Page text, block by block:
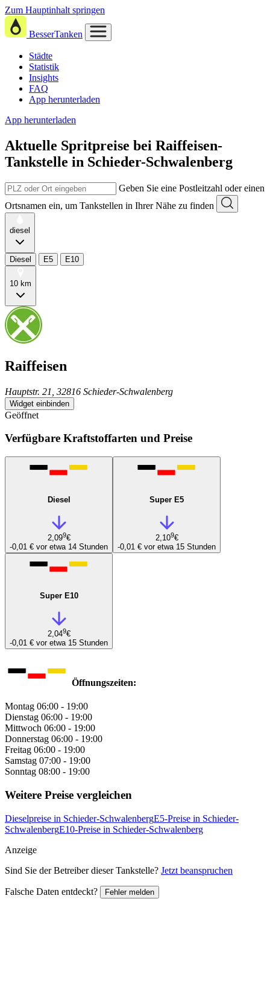
Zum Hauptinhalt springen
BesserTanken
Städte
Statistik
Insights
FAQ
App herunterladen
App herunterladen
Aktuelle Spritpreise bei Raiffeisen-
Tankstelle in Schieder-Schwalenberg
Geben Sie eine Postleitzahl oder einen
Ortsnamen ein, um Tankstellen in Ihrer Nähe zu finden
diesel
Diesel E5 E10
10 km
Raiffeisen
Hauptstr. 21, 32816 Schieder-Schwalenberg
Widget einbinden
Geöffnet
Verfügbare Kraftstoffarten und Preise
Diesel
2,099€
-0,01 € vor etwa 14 Stunden
Super E5
2,109€
-0,01 € vor etwa 15 Stunden
Super E10
2,049€
-0,01 € vor etwa 15 Stunden
Öffnungszeiten:
Montag 06:00 - 19:00
Dienstag 06:00 - 19:00
Mittwoch 06:00 - 19:00
Donnerstag 06:00 - 19:00
Freitag 06:00 - 19:00
Samstag 07:00 - 19:00
Sonntag 08:00 - 19:00
Weitere Preise vergleichen
Dieselpreise in Schieder-SchwalenbergE5-Preise in Schieder-
SchwalenbergE10-Preise in Schieder-Schwalenberg
Anzeige
Sind Sie der Betreiber dieser Tankstelle? Jetzt beanspruchen
Falsche Daten entdeckt? Fehler melden